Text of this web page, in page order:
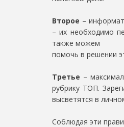
Второе –
– их необходимо
также можем
помочь в решении
Третье –
рубрику ТОП.
высветятся в
Соблюдая эти